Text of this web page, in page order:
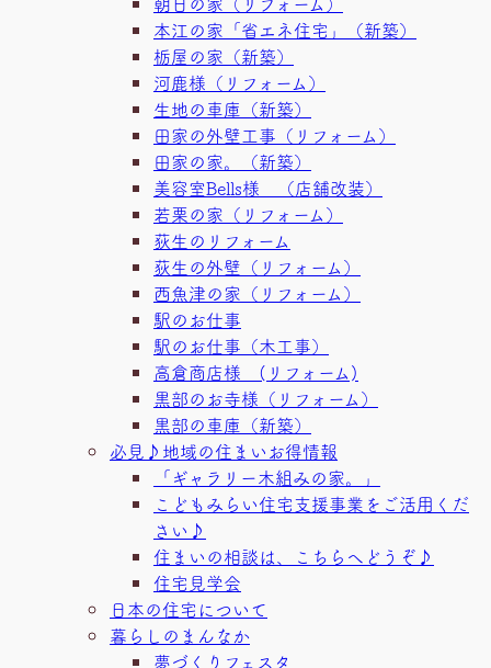
本江の家「省エネ住宅」（新築）
栃屋の家（新築）
河鹿様（リフォーム）
生地の車庫（新築）
田家の外壁工事（リフォーム）
田家の家。（新築）
美容室Bells様 （店舗改装）
若栗の家（リフォーム）
荻生のリフォーム
荻生の外壁（リフォーム）
西魚津の家（リフォーム）
駅のお仕事
駅のお仕事（木工事）
高倉商店様 (リフォーム)
黒部のお寺様（リフォーム）
黒部の車庫（新築）
必見♪地域の住まいお得情報
「ギャラリー木組みの家。」
こどもみらい住宅支援事業をご活用くだ
さい♪
住まいの相談は、こちらへどうぞ♪
住宅見学会
日本の住宅について
暮らしのまんなか
夢づくりフェスタ